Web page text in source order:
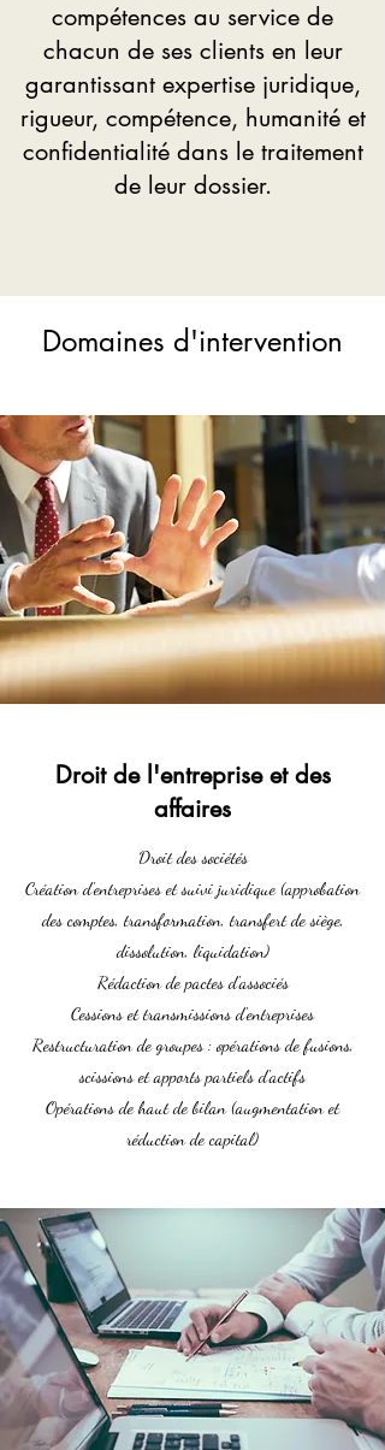
compétences au service de
chacun de ses clients en leur
garantissant expertise juridique,
rigueur, compétence, humanité et
confidentialité dans le traitement
de leur dossier.
Domaines d'intervention
Droit de l'entreprise et des
affaires
Droit des sociétés
Création d'entreprises et suivi juridique (approbation
des comptes, transformation, transfert de siège,
dissolution, liquidation)
Rédaction de pactes d'associés
Cessions et transmissions d'entreprises
Restructuration de groupes : opérations de fusions,
scissions et apports partiels d'actifs
Opérations de haut de bilan (augmentation et
réduction de capital)